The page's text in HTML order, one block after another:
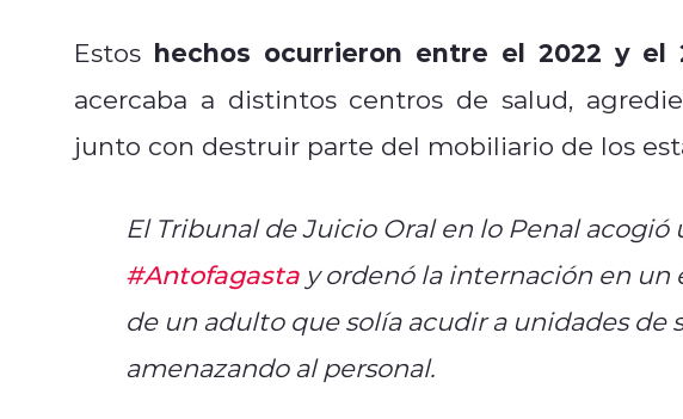
Estos hechos ocurrieron entre el 2022 y el
acercaba a distintos centros de salud,
junto con destruir parte del mobiliario de los
El Tribunal de Juicio Oral en lo Penal
#Antofagastay ordenó la internación en
de un adulto que solía acudir a unidades de
amenazando al personal.